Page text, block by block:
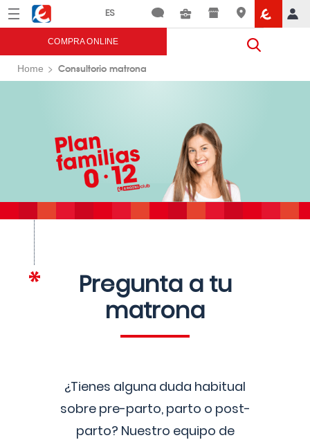
Menú Eroski
COMPRA ONLINE
Home Consultorio matrona
Pregunta a tu
matrona
¿Tienes alguna duda habitual
sobre pre-parto, parto o post-
parto? Nuestro equipo de